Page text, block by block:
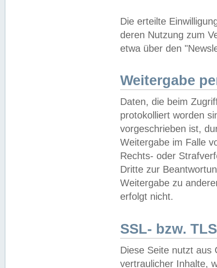
Die erteilte
deren Nutzung zum
etwa über den
Weitergabe
Daten, die beim
protokolliert worden
vorgeschrieben ist,
Weitergabe im Falle
Rechts- oder
Dritte zur
Weitergabe zu
erfolgt nicht.
SSL- bzw.
Diese Seite nutzt aus
vertraulicher Inhalte,